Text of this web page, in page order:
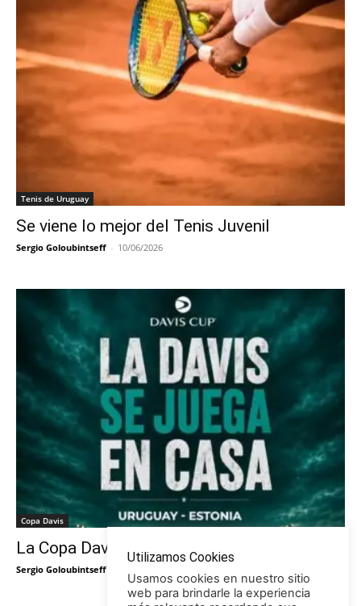
Tenis de Uruguay
Se viene lo mejor del Tenis Juvenil
Sergio Goloubintseff - 10/06/2026
Copa Davis
La Copa Davis vuelve al Círculo
Sergio Goloubintseff
Utilizamos Cookies
Usamos cookies en nuestro sitio
web para brindarle la experiencia